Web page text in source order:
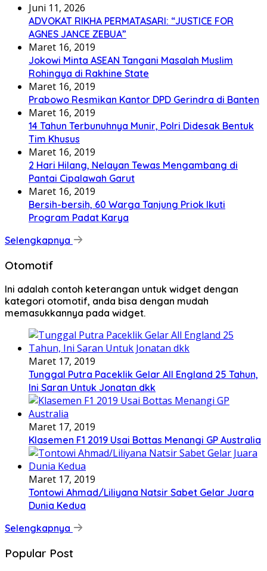
Juni 11, 2026
ADVOKAT RIKHA PERMATASARI: “JUSTICE FOR
AGNES JANCE ZEBUA”
Maret 16, 2019
Jokowi Minta ASEAN Tangani Masalah Muslim
Rohingya di Rakhine State
Maret 16, 2019
Prabowo Resmikan Kantor DPD Gerindra di Banten
Maret 16, 2019
14 Tahun Terbunuhnya Munir, Polri Didesak Bentuk
Tim Khusus
Maret 16, 2019
2 Hari Hilang, Nelayan Tewas Mengambang di
Pantai Cipalawah Garut
Maret 16, 2019
Bersih-bersih, 60 Warga Tanjung Priok Ikuti
Program Padat Karya
Selengkapnya
Otomotif
Ini adalah contoh keterangan untuk widget dengan
kategori otomotif, anda bisa dengan mudah
memasukkannya pada widget.
Maret 17, 2019
Tunggal Putra Paceklik Gelar All England 25 Tahun,
Ini Saran Untuk Jonatan dkk
Maret 17, 2019
Klasemen F1 2019 Usai Bottas Menangi GP Australia
Maret 17, 2019
Tontowi Ahmad/Liliyana Natsir Sabet Gelar Juara
Dunia Kedua
Selengkapnya
Popular Post